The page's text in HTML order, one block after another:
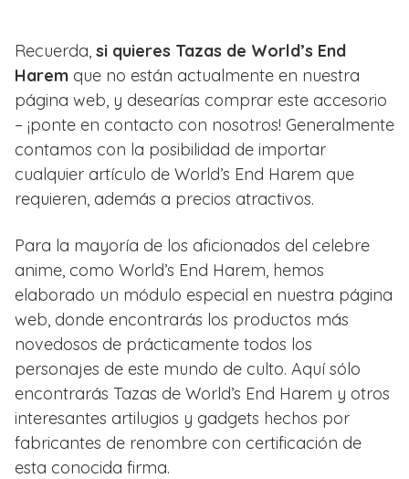
Recuerda, si quieres Tazas de World’s End
Harem que no están actualmente en nuestra
página web, y desearías comprar este accesorio
– ¡ponte en contacto con nosotros! Generalmente
contamos con la posibilidad de importar
cualquier artículo de World’s End Harem que
requieren, además a precios atractivos.
Para la mayoría de los aficionados del celebre
anime, como World’s End Harem, hemos
elaborado un módulo especial en nuestra página
web, donde encontrarás los productos más
novedosos de prácticamente todos los
personajes de este mundo de culto. Aquí sólo
encontrarás Tazas de World’s End Harem y otros
interesantes artilugios y gadgets hechos por
fabricantes de renombre con certificación de
esta conocida firma.